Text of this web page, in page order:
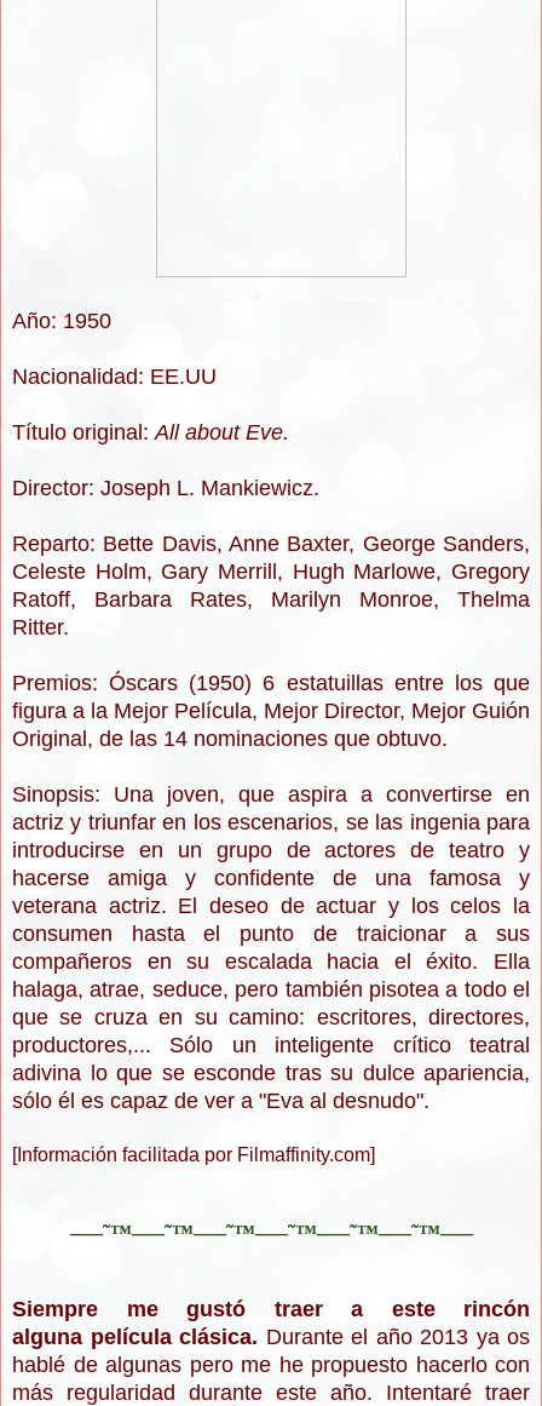
Año: 1950
Nacionalidad: EE.UU
Título original: All about Eve.
Director: Joseph L. Mankiewicz.
Reparto: Bette Davis, Anne Baxter, George Sanders,
Celeste Holm, Gary Merrill, Hugh Marlowe, Gregory
Ratoff, Barbara Rates, Marilyn Monroe, Thelma
Ritter.
Premios:Óscars (1950) 6 estatuillas entre los que
figura a la Mejor Película, Mejor Director, Mejor Guión
Original, de las 14 nominaciones que obtuvo.
Sinopsis: Una joven, que aspira a convertirse en
actriz y triunfar en los escenarios, se las ingenia para
introducirse en un grupo de actores de teatro y
hacerse amiga y confidente de una famosa y
veterana actriz. El deseo de actuar y los celos la
consumen hasta el punto de traicionar a sus
compañeros en su escalada hacia el éxito. Ella
halaga, atrae, seduce, pero también pisotea a todo el
que se cruza en su camino: escritores, directores,
productores,... Sólo un inteligente crítico teatral
adivina lo que se esconde tras su dulce apariencia,
sólo él es capaz de ver a "Eva al desnudo".
[Información facilitada por Filmaffinity.com]
–—˜™–—˜™–—˜™–—˜™–—˜™–—˜™–—
Siempre me gustó traer a este rincón
alguna película clásica. Durante el año 2013 ya os
hablé de algunas pero me he propuesto hacerlo con
más regularidad durante este año. Intentaré traer